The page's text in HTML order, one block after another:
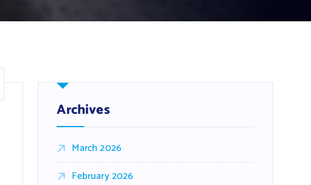
Archives
March 2026
February 2026